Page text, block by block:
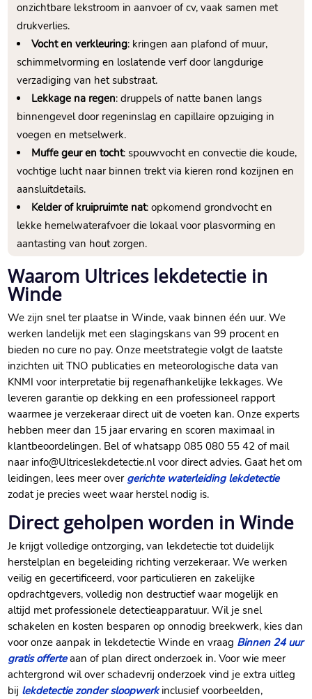
onzichtbare lekstroom in aanvoer of cv, vaak samen met
drukverlies.​
Vocht en verkleuring: kringen aan plafond of muur,
schimmelvorming en loslatende verf door langdurige
verzadiging van het substraat.​
Lekkage na regen: druppels of natte banen langs
binnengevel door regeninslag en capillaire opzuiging in
voegen en metselwerk.​
Muffe geur en tocht: spouwvocht en convectie die koude,
vochtige lucht naar binnen trekt via kieren rond kozijnen en
aansluitdetails.​
Kelder of kruipruimte nat: opkomend grondvocht en
lekke hemelwaterafvoer die lokaal voor plasvorming en
aantasting van hout zorgen.​
Waarom Ultrices lekdetectie in
Winde
We zijn snel ter plaatse in Winde, vaak binnen één uur.​ We
werken landelijk met een slagingskans van 99 procent en
bieden no cure no pay.​ Onze meetstrategie volgt de laatste
inzichten uit TNO publicaties en meteorologische data van
KNMI voor interpretatie bij regenafhankelijke lekkages.​ We
leveren garantie op dekking en een professioneel rapport
waarmee je verzekeraar direct uit de voeten kan.​ Onze experts
hebben meer dan 15 jaar ervaring en scoren maximaal in
klantbeoordelingen.​ Bel of whatsapp 085 080 55 42 of mail
naar info@Ultriceslekdetectie.​nl voor direct advies.​ Gaat het om
leidingen, lees meer over gerichte waterleiding lekdetectie
zodat je precies weet waar herstel nodig is.​
Direct geholpen worden in Winde
Je krijgt volledige ontzorging, van lekdetectie tot duidelijk
herstelplan en begeleiding richting verzekeraar.​ We werken
veilig en gecertificeerd, voor particulieren en zakelijke
opdrachtgevers, volledig non destructief waar mogelijk en
altijd met professionele detectieapparatuur.​ Wil je snel
schakelen en kosten besparen op onnodig breekwerk, kies dan
voor onze aanpak in lekdetectie Winde en vraag Binnen 24 uur
gratis offerteaan of plan direct onderzoek in.​ Voor wie meer
achtergrond wil over schadevrij onderzoek vind je extra uitleg
bij lekdetectie zonder sloopwerkinclusief voorbeelden,